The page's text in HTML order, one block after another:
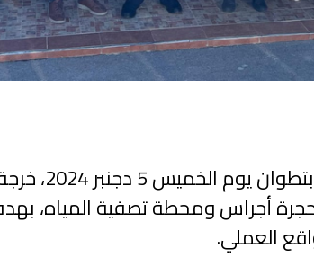
نظمت
أجراس ومحطة تصفية المياه،
العملي.